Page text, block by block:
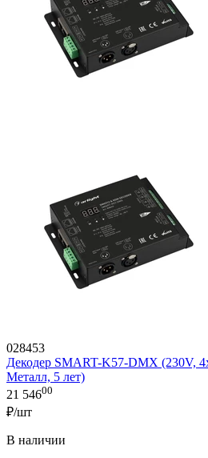
028453
Декодер SMART-K57-DMX (230V,
Металл, 5 лет)
21 54600
₽/шт
В наличии